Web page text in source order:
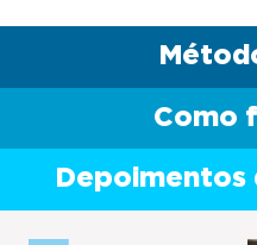
Como
Depoimentos